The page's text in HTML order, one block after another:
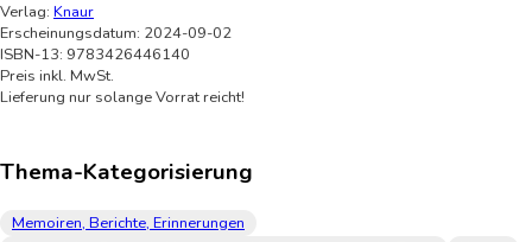
Verlag: Knaur
Erscheinungsdatum: 2024-09-02
ISBN-13: 9783426446140
Preis inkl. MwSt.
Lieferung nur solange Vorrat reicht!
Thema-Kategorisierung
Memoiren, Berichte, Erinnerungen